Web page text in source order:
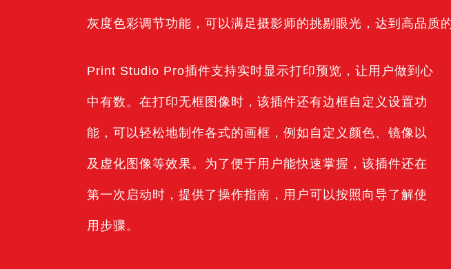
灰度色彩调节功能，可以满足摄影师的挑剔眼光，达到高品质
Print Studio Pro插件支持实时显示打印预览，让用户做到心
中有数。在打印无框图像时，该插件还有边框自定义设置功
能，可以轻松地制作各式的画框，例如自定义颜色、镜像以
及虚化图像等效果。为了便于用户能快速掌握，该插件还在
第一次启动时，提供了操作指南，用户可以按照向导了解使
用步骤。